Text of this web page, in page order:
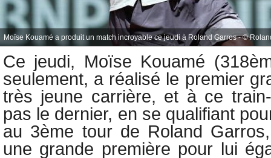
Moïse Kouamé a produit un match incroyable ce jeudi à Roland Garros - ©
Ce jeudi, Moïse Kouamé
seulement, a réalisé le premier
très jeune carrière, et à ce
pas le dernier, en se qualifiant
au 3ème tour de Roland
une grande première pour lui